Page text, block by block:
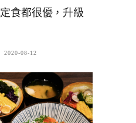
食都很優，升級
2020-08-12